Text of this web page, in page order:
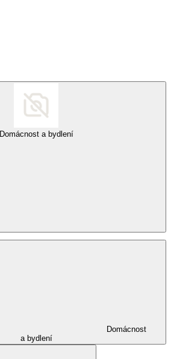
Domácnost a bydlení
Domácnost
a bydlení